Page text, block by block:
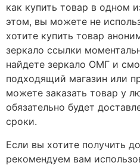
как купить товар в одном
этом, вы можете не
хотите купить товар
зеркало ссылки
найдете зеркало ОМГ и
подходящий магазин или
можете заказать товар у
обязательно будет
сроки.
Если вы хотите получить
рекомендуем вам